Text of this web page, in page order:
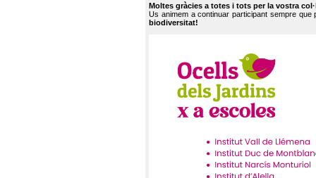
Moltes gràcies a totes i tots per la vostra
Us animem a continuar participant sempre que
biodiversitat!